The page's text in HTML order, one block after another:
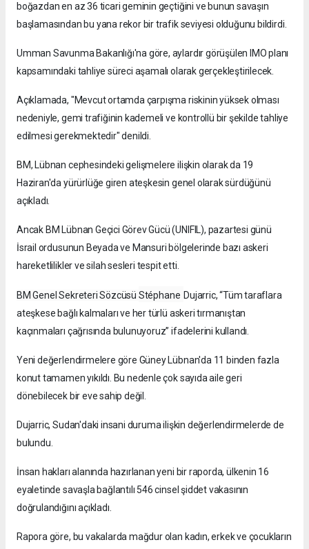
boğazdan en az 36 ticari geminin geçtiğini ve bunun savaşın
başlamasından bu yana rekor bir trafik seviyesi olduğunu bildirdi.
Umman Savunma Bakanlığı'na göre, aylardır görüşülen IMO planı
kapsamındaki tahliye süreci aşamalı olarak gerçekleştirilecek.
Açıklamada, "Mevcut ortamda çarpışma riskinin yüksek olması
nedeniyle, gemi trafiğinin kademeli ve kontrollü bir şekilde tahliye
edilmesi gerekmektedir" denildi.
BM, Lübnan cephesindeki gelişmelere ilişkin olarak da 19
Haziran'da yürürlüğe giren ateşkesin genel olarak sürdüğünü
açıkladı.
Ancak BM Lübnan Geçici Görev Gücü (UNIFIL), pazartesi günü
İsrail ordusunun Beyada ve Mansuri bölgelerinde bazı askeri
hareketlilikler ve silah sesleri tespit etti.
BM Genel Sekreteri Sözcüsü Stéphane Dujarric, “Tüm taraflara
ateşkese bağlı kalmaları ve her türlü askeri tırmanıştan
kaçınmaları çağrısında bulunuyoruz” ifadelerini kullandı.
Yeni değerlendirmelere göre Güney Lübnan'da 11 binden fazla
konut tamamen yıkıldı. Bu nedenle çok sayıda aile geri
dönebilecek bir eve sahip değil.
Dujarric, Sudan'daki insani duruma ilişkin değerlendirmelerde de
bulundu.
İnsan hakları alanında hazırlanan yeni bir raporda, ülkenin 16
eyaletinde savaşla bağlantılı 546 cinsel şiddet vakasının
doğrulandığını açıkladı.
Rapora göre, bu vakalarda mağdur olan kadın, erkek ve çocukların